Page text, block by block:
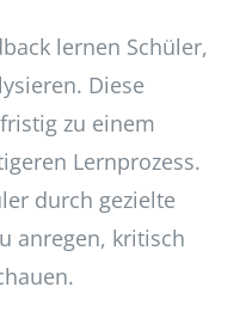
lernen Schüler,
Diese
zu einem
Lernprozess.
durch gezielte
anregen, kritisch